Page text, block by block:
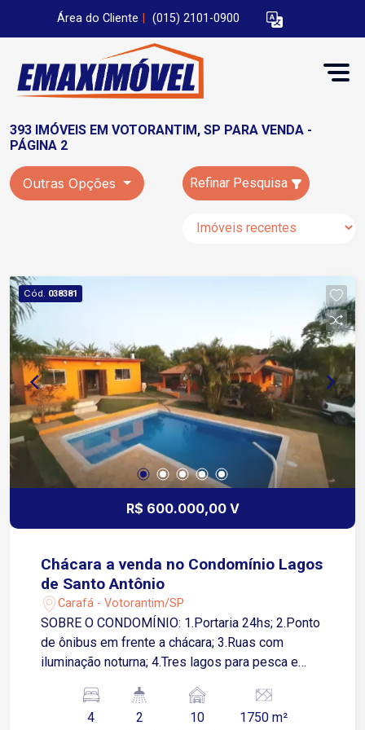
Área do Cliente (015) 2101-0900
393 IMÓVEIS EM VOTORANTIM, SP PARA VENDA -
PÁGINA 2
Outras Opções Refinar Pesquisa
Cód. 038381
R$ 600.000,00 V
Chácara a venda no Condomínio Lagos
de Santo Antônio
Carafá - Votorantim/SP
SOBRE O CONDOMÍNIO: 1.Portaria 24hs; 2.Ponto
de ônibus em frente a chácara; 3.Ruas com
iluminação noturna; 4.Tres lagos para pesca e
parques infantis comunitário; 6. Apenas 25km de
Sorocaba e 15 km de Alumínio. SOBRE A
4 2 10 1750 m²